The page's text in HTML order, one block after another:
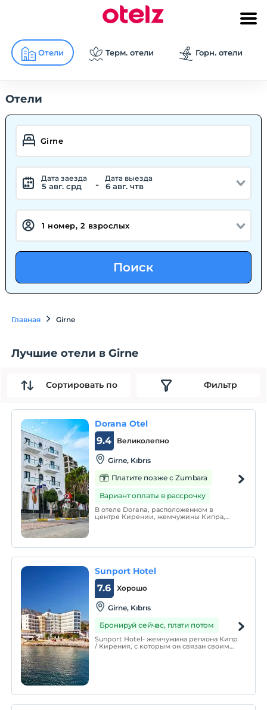
Отели Терм. отели Горн. отели
Отели
Дата заезда
5 авг. срд -
Дата выезда
6 авг. чтв
Поиск
Главная Girne
Лучшие отели в Girne
Сортировать по Фильтр
Dorana Otel
Великолепно
9.4
Girne, Kıbrıs
Платите позже с Zumbara
Вариант оплаты в рассрочку
В отеле Dorana, расположенном в
центре Кирении, жемчужины Кипра,
включая 3 семейных номера и 27
мест.
Sunport Hotel
Хорошо
7.6
Girne, Kıbrıs
Бронируй сейчас, плати потом
Sunport Hotel- жемчужина региона Кипр
/ Кирения, с которым он связан своим